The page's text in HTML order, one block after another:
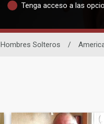
Tenga acceso a las
Hombres Solteros /